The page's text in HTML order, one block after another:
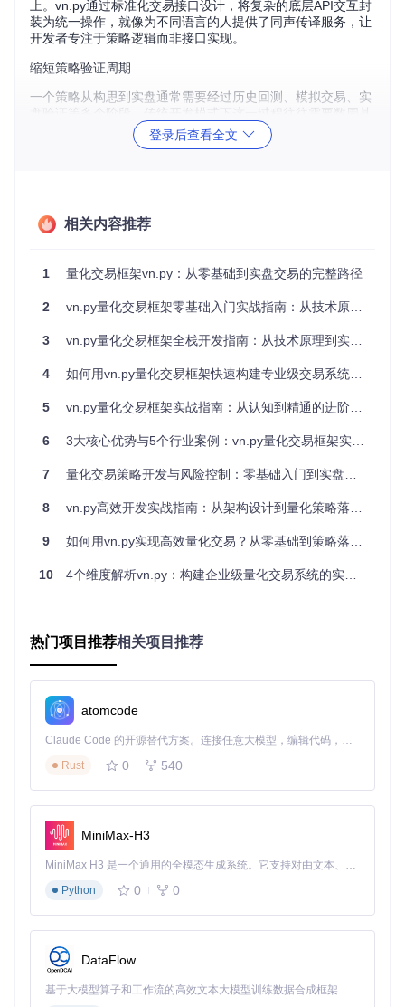
上。vn.py通过标准化交易接口设计，将复杂的底层API交互封
装为统一操作，就像为不同语言的人提供了同声传译服务，让
开发者专注于策略逻辑而非接口实现。
缩短策略验证周期
一个策略从构思到实盘通常需要经过历史回测、模拟交易、实
盘验证等多个阶段，传统开发模式下这一过程往往需要数周甚
至数月。vn.py提供的完整策略优化框架，如同为策略开发配
备了高速列车，将验证周期压缩60%以上，让策略迭代速度大
量化交易中，风险控制如同汽车的刹车系统，至关重要却常被
忽视。传统系统往往缺乏多层次防护机制，如同只有单一刹车
事后全方位监控，构建起如同多重安全气囊般的防护体系，确
订阅与历史数据回溯，内置数据清洗与标准化处理功能，就像
分钟线还是期货Tick数据，都能高效处理并存储为统一格式，
在实际应用中，这一模块解决了行情数据不完整、格式不统一
等常见问题。建议开发者在项目初期就建立完善的数据采集与
存储机制，可显著提升后续策略开发效率。
打造灵活策略执行引擎
策略引擎作为vn.py的核心组件，采用事件驱动架构确保交易
部署多层次风险防护
风险管理模块提供订单参数校验、实时亏损预警、绩效评估等
全方位风险控制功能。它如同交易系统的"安全卫士"，在不同
监控交易状态，事后全面分析交易绩效。
实施建议：在策略开发初期就集成风险控制逻辑，而非事后添
加。这就像在建筑设计阶段就考虑抗震结构，比事后加固更加
有效。
实现分布式系统架构
对于高并发交易场景，vn.py的RPC模块支持构建分布式系
统，实现策略引擎与交易接口的物理隔离。这一架构如同将指
挥中心与前线作战单元分离，既保证了决策的高效性，又确保
了执行的安全性。
登录后查看全文
相关内容推荐
1 量化交易框架vn.py：从零基础到实盘交易的完整路径
2 vn.py量化交易框架零基础入门实战指南：从技术原理到商业落地
3 vn.py量化交易框架全栈开发指南：从技术原理到实战落地
4 如何用vn.py量化交易框架快速构建专业级交易系统？从零开始的实战指南
5 vn.py量化交易框架实战指南：从认知到精通的进阶之路
6 3大核心优势与5个行业案例：vn.py量化交易框架实战指南
7 量化交易策略开发与风险控制：零基础入门到实盘部署全指南
8 vn.py高效开发实战指南：从架构设计到量化策略落地的全流程解析
9 如何用vn.py实现高效量化交易？从零基础到策略落地的实战指南
10 4个维度解析vn.py：构建企业级量化交易系统的实战指南
热门项目推荐相关项目推荐
atomcode
Claude Code 的开源替代方案。连接任意大模型，编辑代码，运行命令，自动验证 — 全自动执行。用 Rust 构建，极致性能。 ｜ An open-source alternative to Claude Code. Connect any LLM, edit code, run commands, and verify changes — autonomously. Built in Rust for speed. Get Started
Rust
0 540
MiniMax-H3
MiniMax H3 是一个通用的全模态生成系统。它支持对由文本、图像、视频和音频组成的多模态上下文进行统一理解，并能生成分辨率高达 2K、时长可达 15 秒的带原生立体声音频的视频。得益于面向任务泛化的系统设计，H3 在预训练阶段就已具备广泛的多模态上下文理解与生成能力，能够出色地执行复杂的多模态指令。
Python
0 0
DataFlow
基于大模型算子和工作流的高效文本大模型训练数据合成框架